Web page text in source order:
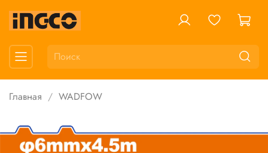
Главная WADFOW